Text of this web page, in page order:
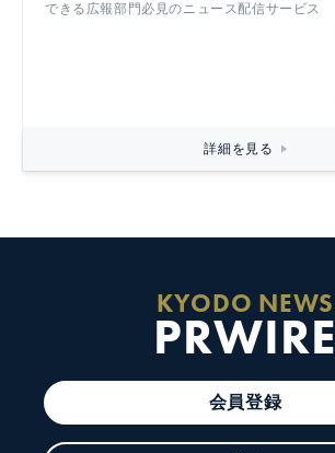
できる広報部門必見のニュース配信サービス
詳細を見る
KYODO NEWS
PRWIRE
会員登録